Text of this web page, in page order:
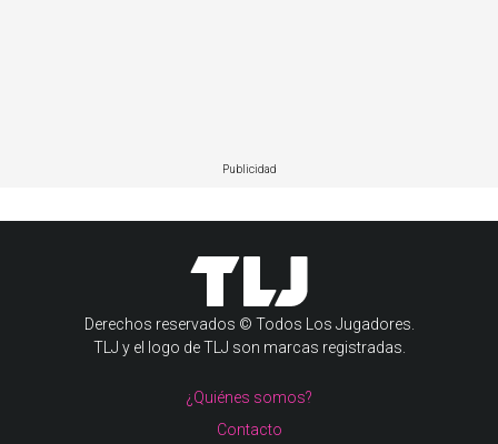
Publicidad
Derechos reservados © Todos Los Jugadores.
TLJ y el logo de TLJ son marcas registradas.
¿Quiénes somos?
Contacto